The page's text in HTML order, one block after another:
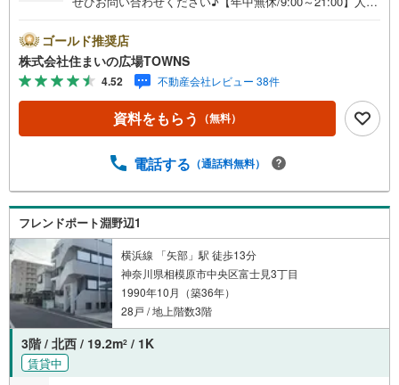
下さい。「室内・現地を見学する」ボタンよりご予約頂く
とご見学がスムーズです。■その他、各種ご相談も承ってお
ります。○住宅ローンのご相談○ライフプランのシミュレー
ション■住まいの広場TOWNSからお客様へ経験豊富なスタ
ッフが親身になってお客様に合った物件をご紹介させて頂
きます！ /他社様掲載物件も併せてご紹介可能ですのでお気
でのお越しも大歓迎です！
ゴールド推奨店
株式会社住まいの広場TOWNS
4.52 不動産会社レビュー 38件
資料をもらう （無料）
電話する （通話料無料）
フレンドポート淵野辺1
横浜線 「矢部」駅 徒歩13分
神奈川県相模原市中央区富士見3丁目
1990年10月（築36年）
28戸 / 地上階数3階
3階 / 北西 / 19.2m2 / 1K
賃貸中